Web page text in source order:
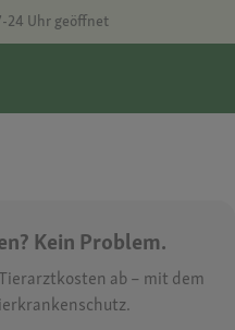
24 Uhr geöffnet
Kein Problem.
ab – mit dem